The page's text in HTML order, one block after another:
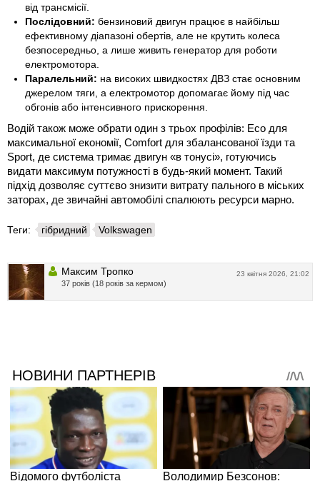
від трансмісії.
Послідовний: бензиновий двигун працює в найбільш
ефективному діапазоні обертів, але не крутить колеса
безпосередньо, а лише живить генератор для роботи
електромотора.
Паралельний: на високих швидкостях ДВЗ стає основним
джерелом тяги, а електромотор допомагає йому під час
обгонів або інтенсивного прискорення.
Водій також може обрати один з трьох профілів: Eco для
максимальної економії, Comfort для збалансованої їзди та
Sport, де система тримає двигун «в тонусі», готуючись
видати максимум потужності в будь-який момент. Такий
підхід дозволяє суттєво знизити витрату пального в міських
заторах, де звичайні автомобілі спалюють ресурси марно.
Теги: гібридний Volkswagen
23 квітня 2026, 21:02
Максим Тропко
37 років (18 років за кермом)